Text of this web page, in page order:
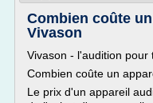
Combien coûte
Vivason
Vivason - l'audition pour
Combien coûte un
Le prix d'un appareil